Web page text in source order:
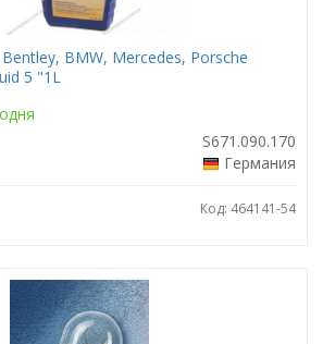
BMW, Mercedes, Porsche
5 "1L
S671.090.170
Германия
Код: 464141-54